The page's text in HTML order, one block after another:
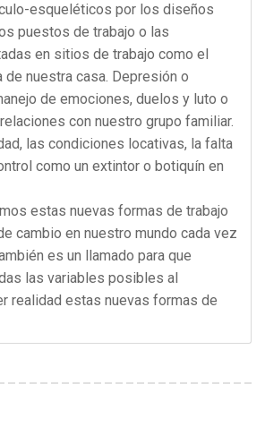
esqueléticos por los diseños
puestos de trabajo o las
en sitios de trabajo como el
de nuestra casa. Depresión o
de emociones, duelos y luto o
con nuestro grupo familiar.
las condiciones locativas, la falta
como un extintor o botiquín en
estas nuevas formas de trabajo
cambio en nuestro mundo cada vez
es un llamado para que
las variables posibles al
realidad estas nuevas formas de